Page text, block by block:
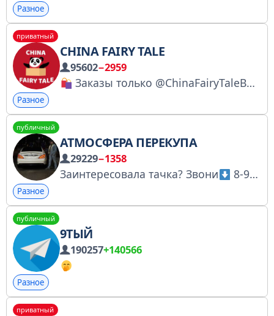
Разное
приватный
CHINA FAIRY TALE
95602−2959
Заказы только @ChinaFairyTaleBot
Разное
публичный
АТМОСФЕРА ПЕРЕКУПА
29229−1358
Заинтересовала тачка? Звони 8-967-007-44-45 или пиши @atmosfera_p Выложить тачку: @atmos_info По вопросам рекламы: @sam_sebe_perekup1 Ссылка для друзей: https://t.me/+3Gf_3VVlz8pjYjNi № 6350006469 #RUQOP
Разное
публичный
9ТЫЙ
190257+140566
Разное
приватный